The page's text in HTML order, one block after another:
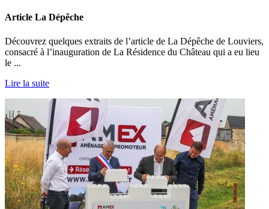
Article La Dépêche
Découvrez quelques extraits de l’article de La Dépêche de Louviers,
consacré à l’inauguration de La Résidence du Château qui a eu lieu
le ...
Lire la suite